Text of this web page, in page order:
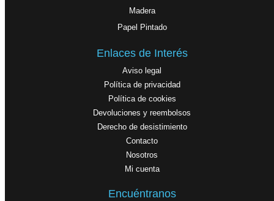
Madera
Papel Pintado
Enlaces de Interés
Aviso legal
Política de privacidad
Política de cookies
Devoluciones y reembolsos
Derecho de desistimiento
Contacto
Nosotros
Mi cuenta
Encuéntranos